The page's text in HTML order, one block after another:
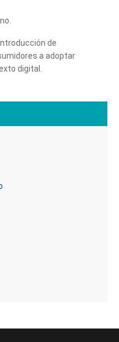
de
a adoptar
digital.